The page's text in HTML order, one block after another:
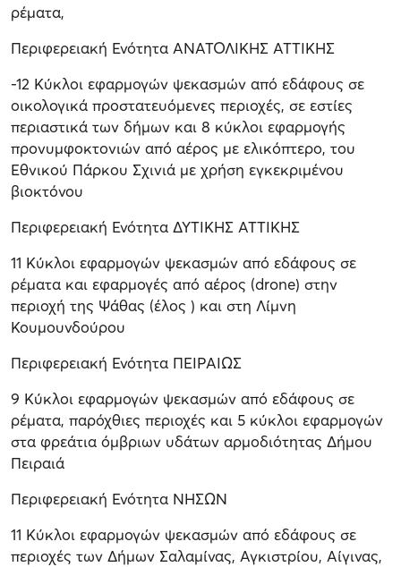
ρέματα,
Περιφερειακή Ενότητα ΑΝΑΤΟΛΙΚΗΣ ΑΤΤΙΚΗΣ
-12 Κύκλοι εφαρμογών ψεκασμών από εδάφους σε
οικολογικά προστατευόμενες περιοχές, σε εστίες
περιαστικά των δήμων και 8 κύκλοι εφαρμογής
προνυμφοκτονιών από αέρος με ελικόπτερο, του
Εθνικού Πάρκου Σχινιά με χρήση εγκεκριμένου
βιοκτόνου
Περιφερειακή Ενότητα ΔΥΤΙΚΗΣ ΑΤΤΙΚΗΣ
11 Κύκλοι εφαρμογών ψεκασμών από εδάφους σε
ρέματα και εφαρμογές από αέρος (drone) στην
περιοχή της Ψάθας (έλος ) και στη Λίμνη
Κουμουνδούρου
Περιφερειακή Ενότητα ΠΕΙΡΑΙΩΣ
9 Κύκλοι εφαρμογών ψεκασμών από εδάφους σε
ρέματα, παρόχθιες περιοχές και 5 κύκλοι εφαρμογών
στα φρεάτια όμβριων υδάτων αρμοδιότητας Δήμου
Πειραιά
Περιφερειακή Ενότητα ΝΗΣΩΝ
11 Κύκλοι εφαρμογών ψεκασμών από εδάφους σε
περιοχές των Δήμων Σαλαμίνας, Αγκιστρίου, Αίγινας,